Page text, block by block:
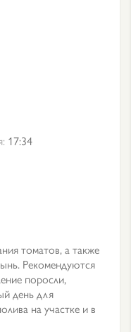
17:34
томатов, а также
Рекомендуются
поросли,
день для
на участке и в